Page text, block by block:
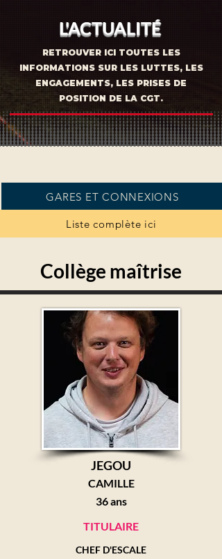
L'ACTUALITÉ
RETROUVER ICI TOUTES LES
INFORMATIONS SUR LES LUTTES, LES
ENGAGEMENTS, LES PRISES DE
POSITION DE LA CGT.
GARES ET CONNEXIONS
Liste complète ici
Collège maîtrise
JEGOU
CAMILLE
36 ans
TITULAIRE
CHEF D'ESCALE